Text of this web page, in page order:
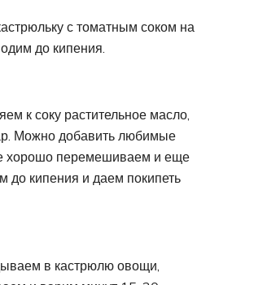
с томатным соком на
до кипения.
к соку растительное масло,
Можно добавить любимые
хорошо перемешиваем и еще
до кипения и даем покипеть
в кастрюлю овощи,